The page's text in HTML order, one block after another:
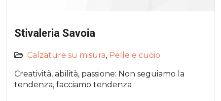
Stivaleria Savoia
Calzature su misura, Pelle e cuoio
Creatività, abilità, passione: Non seguiamo la
tendenza, facciamo tendenza